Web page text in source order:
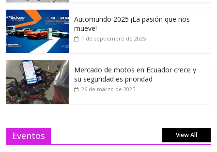
Automundo 2025 ¡La pasión que nos
mueve!
1 de septiembre de 2025
Mercado de motos en Ecuador crece y
su seguridad es prioridad
26 de marzo de 2025
Eventos View All